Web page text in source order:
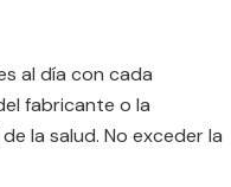
al día con cada
fabricante o la
la salud. No exceder la